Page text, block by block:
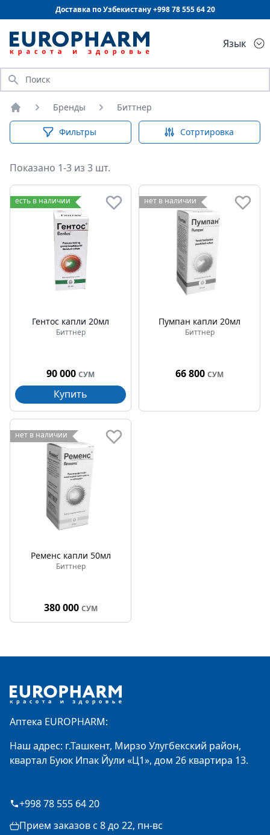
Доставка по Узбекистану +99878 555 64 20
Язык
Искать
Главная
Бренды Биттнер
Фильтры Сотртировка
Показано 1-3 из 3 шт.
есть в наличии
Гентос капли 20мл
Биттнер
90 000 СУМ
Купить
нет в наличии
Пумпан капли 20мл
Биттнер
66 800 СУМ
нет в наличии
Ременс капли 50мл
Биттнер
380 000 СУМ
Аптека EUROPHARM:
Наш адрес: г.Ташкент, Мирзо Улугбекский район,
квартал Буюк Ипак Йули «Ц1», дом 26 квартира 13.
+998 78 555 64 20
Прием заказов с 8 до 22, пн-вс